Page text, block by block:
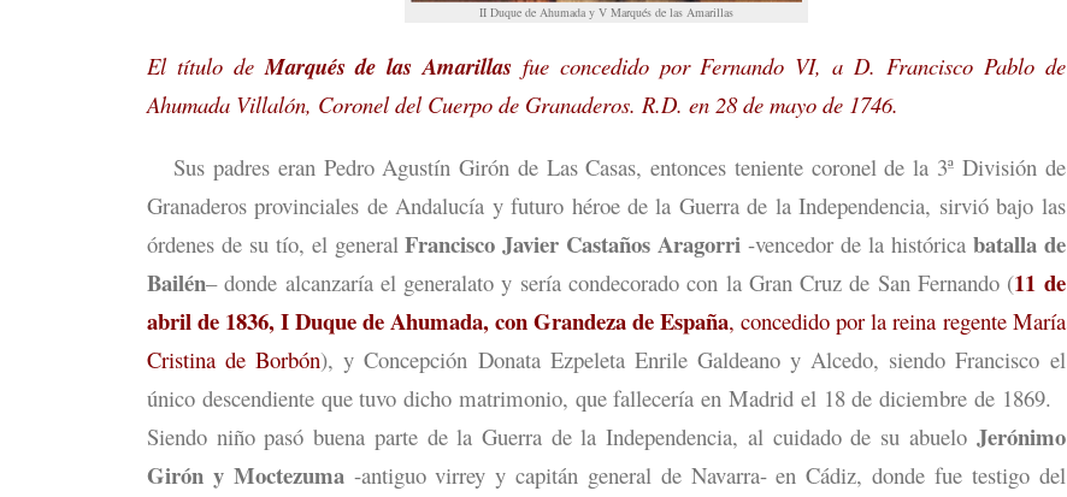
II Duque de Ahumada y V Marqués de las Amarillas
El título deMarqués de las Amarillas fue concedido por Fernando VI, a D. Francisco Pablo de
Ahumada Villalón, Coronel del Cuerpo de Granaderos. R.D. en 28 de mayo de 1746.
Sus padres eran Pedro Agustín Girón de Las Casas, entonces teniente coronel de la 3ª División de
Granaderos provinciales de Andalucía y futuro héroe de la Guerra de la Independencia, sirvió bajo las
órdenes de su tío, el generalFrancisco Javier Castaños Aragorri -vencedor de la histórica batalla de
Bailén– donde alcanzaría el generalato y sería condecorado con la Gran Cruz de San Fernando (11 de
abril de 1836, I Duque de Ahumada, con Grandeza de España, concedido por la reina regente María
Cristina de Borbón), y Concepción Donata Ezpeleta Enrile Galdeano y Alcedo, siendo Francisco el
único descendiente que tuvo dicho matrimonio, que fallecería en Madrid el 18 de diciembre de 1869.
Siendo niño pasó buena parte de la Guerra de la Independencia, al cuidado de su abuelo Jerónimo
Girón y Moctezuma-antiguo virrey y capitán general de Navarra- en Cádiz, donde fue testigo del